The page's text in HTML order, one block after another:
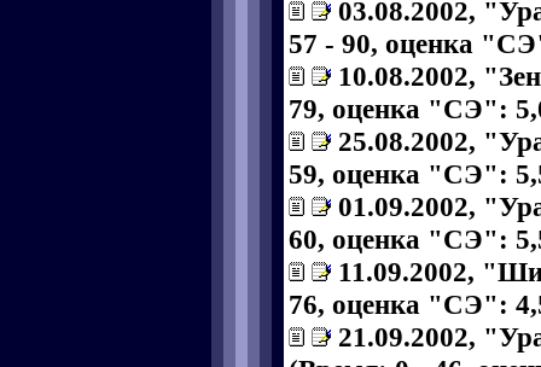
03.08.2002,
57 - 90, оценка
10.08.2002,
79, оценка "СЭ":
25.08.2002,
59, оценка "СЭ":
01.09.2002,
60, оценка "СЭ":
11.09.2002,
76, оценка "СЭ":
21.09.2002,